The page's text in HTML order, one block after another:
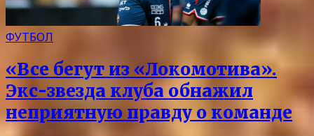
ФУТБОЛ
«Все бегут из «Локомотива».
Экс-звезда клуба обнажил
неприятную правду о команде